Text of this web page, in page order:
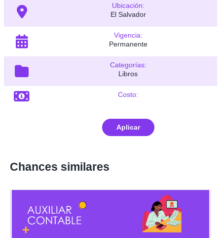
Ubicación:
El Salvador
Vigencia:
Permanente
Categorías:
Libros
Costo:
Aplicar
Chances similares